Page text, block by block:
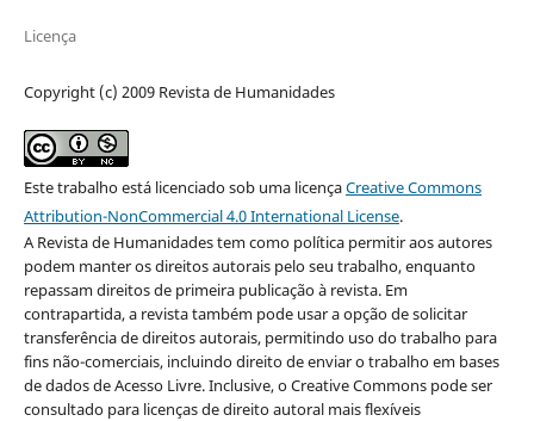
Licença
Copyright (c) 2009 Revista de Humanidades
Este trabalho está licenciado sob uma licençaCreative Commons
Attribution-NonCommercial 4.0 International License.
A Revista de Humanidades tem como política permitir aos autores
podem manter os direitos autorais pelo seu trabalho, enquanto
repassam direitos de primeira publicação à revista. Em
contrapartida, a revista também pode usar a opção de solicitar
transferência de direitos autorais, permitindo uso do trabalho para
fins não-comerciais, incluindo direito de enviar o trabalho em bases
de dados de Acesso Livre. Inclusive, o Creative Commons pode ser
consultado para licenças de direito autoral mais flexíveis